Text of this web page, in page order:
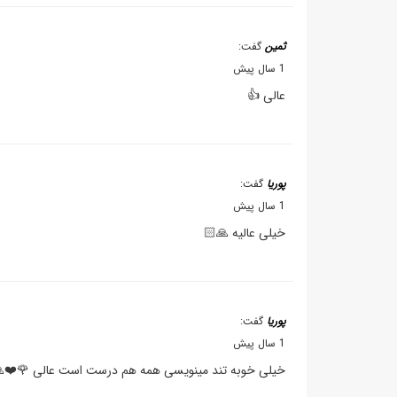
ثمین گفت:
1 سال پیش
عالی 👍
پوریا گفت:
1 سال پیش
خیلی عالیه 🙏🏻
پوریا گفت:
1 سال پیش
خیلی خوبه تند مینویسی همه هم درست است عالی